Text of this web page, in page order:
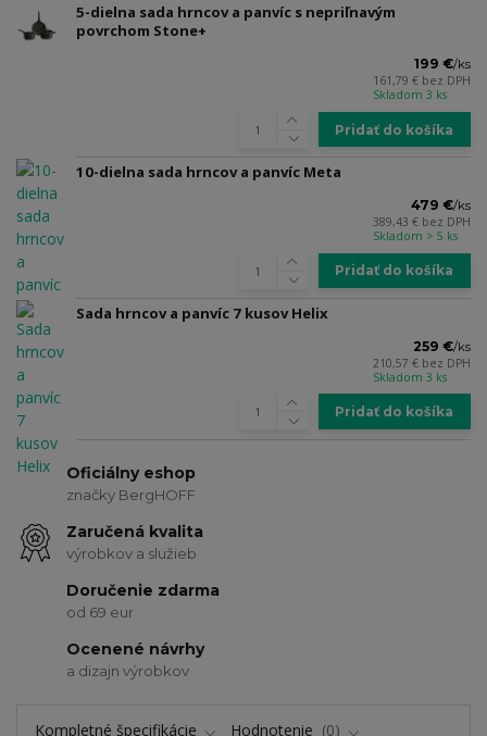
5-dielna sada hrncov a panvíc s nepriľnavým
povrchom Stone+
199 €/ks
161,79 € bez DPH
Skladom 3 ks
Pridať do košíka
10-dielna sada hrncov a panvíc Meta
479 €/ks
389,43 € bez DPH
Skladom > 5 ks
Pridať do košíka
Sada hrncov a panvíc 7 kusov Helix
259 €/ks
210,57 € bez DPH
Skladom 3 ks
Pridať do košíka
Oficiálny eshop
značky BergHOFF
Zaručená kvalita
výrobkov a služieb
Doručenie zdarma
od 69 eur
Ocenené návrhy
a dizajn výrobkov
Kompletné špecifikácie Hodnotenie 0